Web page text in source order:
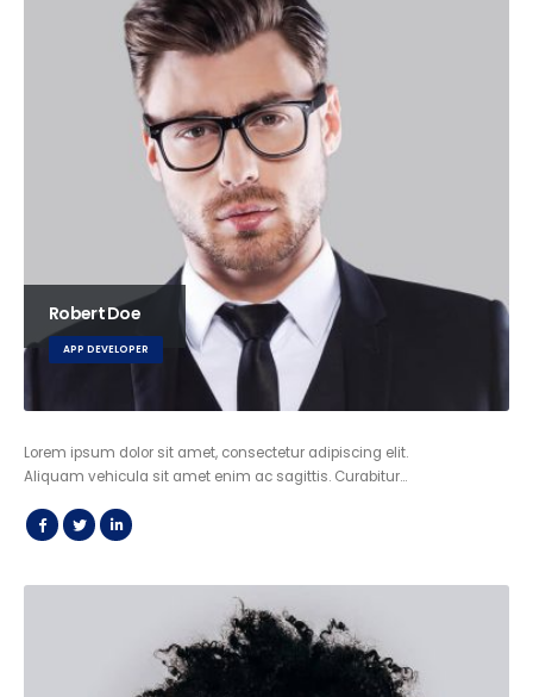
Robert Doe
APP DEVELOPER
Lorem ipsum dolor sit amet, consectetur adipiscing elit.
Aliquam vehicula sit amet enim ac sagittis. Curabitur…